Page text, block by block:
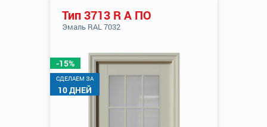
-15%
CДЕЛАЕМ ЗА
10 ДНЕЙ
Тип 3713 R А ПО
Эмаль RAL 7032